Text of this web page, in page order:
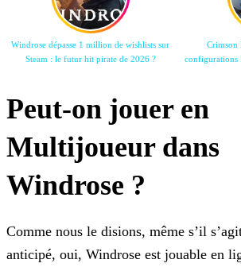
Windrose dépasse 1 million de wishlists sur
Steam : le futur hit pirate de 2026 ?
Crimson
configurations
Peut-on jouer en
Multijoueur dans
Windrose ?
Comme nous le disions, même s’il
anticipé, oui, Windrose est jouable en